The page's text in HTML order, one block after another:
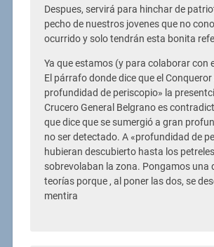
Despues, servirá para hinchar de
pecho de nuestros jovenes que no
ocurrido y solo tendrán esta bonita
Ya que estamos (y para colaborar con
El párrafo donde dice que el
profundidad de periscopio» la
Crucero General Belgrano es
que dice que se sumergió a gran
no ser detectado. A «profundidad de
hubieran descubierto hasta los
sobrevolaban la zona. Pongamos una
teorías porque , al poner las dos, se
mentira